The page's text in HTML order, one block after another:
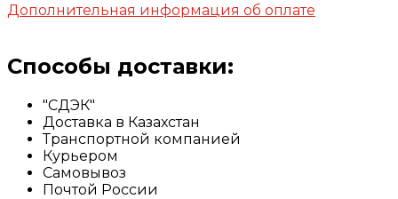
Дополнительная информация об оплате
Способы доставки:
"СДЭК"
Доставка в Казахстан
Транспортной компанией
Курьером
Самовывоз
Почтой России